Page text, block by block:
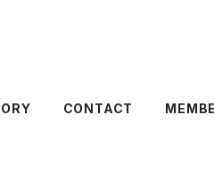
CONTACT